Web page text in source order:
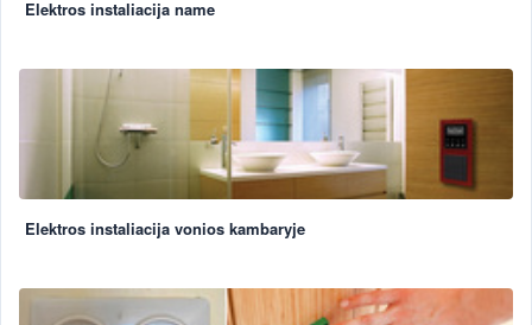
Elektros instaliacija name
Elektros instaliacija vonios kambaryje